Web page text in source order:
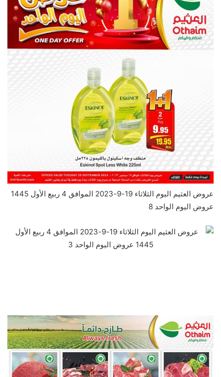
عروض العثيم اليوم الثلاثاء 19-9-2023 الموافق 4 ربيع الأول 1445
عروض اليوم الواحد 8